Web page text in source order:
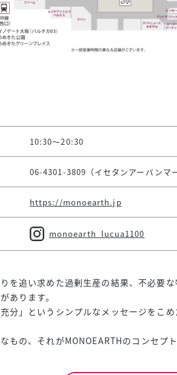
10:30～20:30
06-4301-3809（イセタンアーバンマ
https://monoearth.jp
monoearth_lucua1100
を追い求めた過剰生産の結果、不必要
あります。
分」というシンプルなメッセージをこ
もの、それがMONOEARTHのコンセプト